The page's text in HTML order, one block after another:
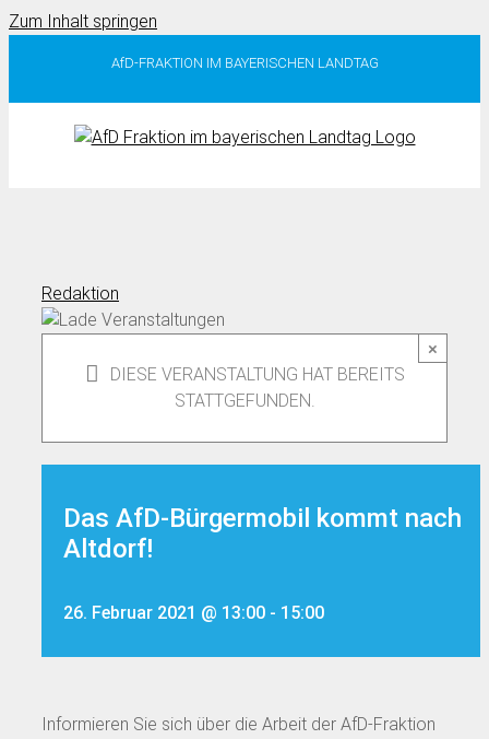
Zum Inhalt springen
AfD-FRAKTION IM BAYERISCHEN LANDTAG
Redaktion
×
DIESE VERANSTALTUNG HAT BEREITS
STATTGEFUNDEN.
Das AfD-Bürgermobil kommt nach
Altdorf!
26. Februar 2021 @ 13:00 - 15:00
Informieren Sie sich über die Arbeit der AfD-Fraktion